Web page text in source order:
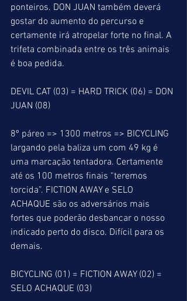
ponteiros. DON JUAN também deverá
gostar do aumento do percurso e
certamente irá atropelar forte no final. A
trifeta combinada entre os três animais
é boa pedida.
DEVIL CAT (03) = HARD TRICK (06) = DON
JUAN (08)
8º páreo => 1300 metros => BICYCLING
largando pela baliza um com 49 kg é
uma marcação tentadora. Certamente
até os 100 metros finais “teremos
torcida”. FICTION AWAY e SELO
ACHAQUE são os adversários mais
fortes que poderão desbancar o nosso
indicado perto do disco. Difícil para os
demais.
BICYCLING (01) = FICTION AWAY (02) =
SELO ACHAQUE (03)